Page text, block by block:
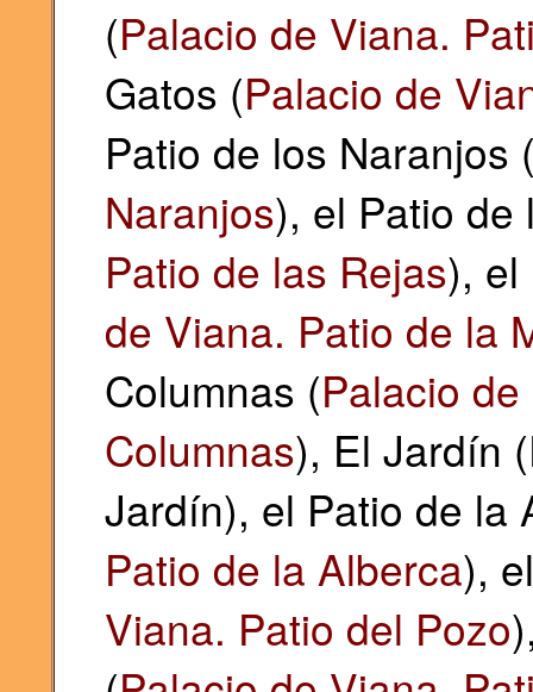
(Palacio de Viana.
Gatos (Palacio de
Patio de los Naranjos
Naranjos), el Patio de
Patio de las Rejas), el
de Viana. Patio de la
Columnas (Palacio
Columnas), El Jardín
Jardín), el Patio de la
Patio de la Alberca),
Viana. Patio del Pozo